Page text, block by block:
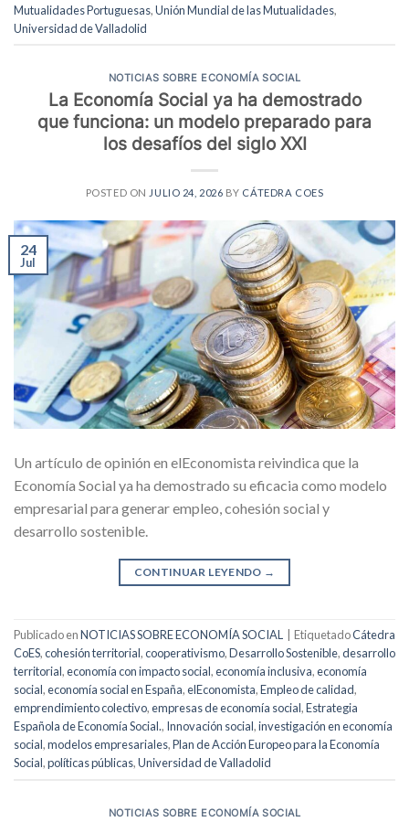
Mutualidades Portuguesas,Unión Mundial de las Mutualidades,
Universidad de Valladolid
NOTICIAS SOBRE ECONOMÍA SOCIAL
La Economía Social ya ha demostrado
que funciona: un modelo preparado para
los desafíos del siglo XXI
POSTED ON JULIO 24, 2026 BY CÁTEDRA COES
24
Jul
Un artículo de opinión en elEconomista reivindica que la
Economía Social ya ha demostrado su eficacia como modelo
empresarial para generar empleo, cohesión social y
desarrollo sostenible.
CONTINUAR LEYENDO →
Publicado enNOTICIAS SOBRE ECONOMÍA SOCIAL EtiquetadoCátedra
CoES,cohesión territorial,cooperativismo,Desarrollo Sostenible,desarrollo
territorial,economía con impacto social,economía inclusiva,economía
social,economía social en España,elEconomista,Empleo de calidad,
emprendimiento colectivo,empresas de economía social,Estrategia
Española de Economía Social., Innovación social,investigación en economía
social,modelos empresariales,Plan de Acción Europeo para la Economía
Social,políticas públicas,Universidad de Valladolid
NOTICIAS SOBRE ECONOMÍA SOCIAL